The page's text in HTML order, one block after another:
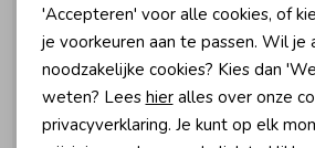
'Accepteren' voor alle cookies, of
je voorkeuren aan te passen. Wil je
noodzakelijke cookies? Kies dan
weten? Lees hieralles over onze
privacyverklaring. Je kunt op elk